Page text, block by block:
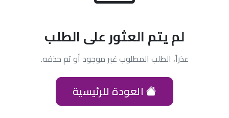
لم يتم العثور على الطلب
عذراً، الطلب المطلوب غير موجود أو تم حذفه.
العودة للرئيسية